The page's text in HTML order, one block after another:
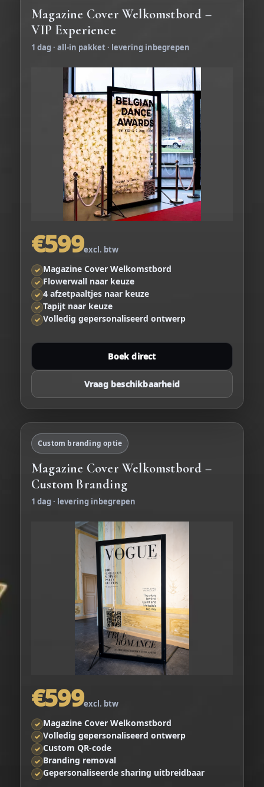
Magazine Cover Welkomstbord –
VIP Experience
1 dag · all-in pakket · levering inbegrepen
€599
✓ Magazine Cover Welkomstbord
✓ Flowerwall naar keuze
✓ 4 afzetpaaltjes naar keuze
✓ Tapijt naar keuze
✓ Volledig gepersonaliseerd ontwerp
Vraag beschikbaarheid
Custom branding optie
Magazine Cover Welkomstbord –
Custom Branding
1 dag · levering inbegrepen
€599
✓ Magazine Cover Welkomstbord
✓ Volledig gepersonaliseerd ontwerp
✓ Custom QR-code
✓ Branding removal
✓ Gepersonaliseerde sharing uitbreidbaar